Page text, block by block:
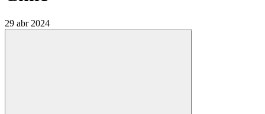
29 abr 2024